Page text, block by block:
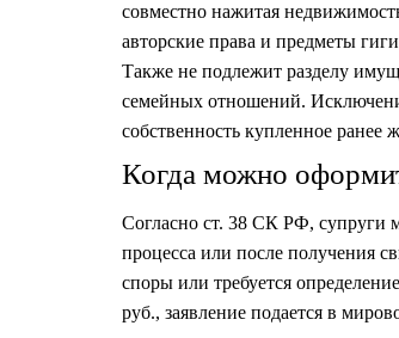
совместно нажитая
авторские права и предметы
Также не подлежит разделу
семейных отношений.
собственность купленное ранее
Когда можно
Согласно ст. 38 СК РФ, супруги
процесса или после получения
споры или требуется
руб., заявление подается в